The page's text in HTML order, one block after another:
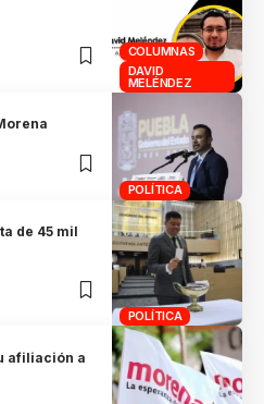
COLUMNAS
DAVID
MELÉNDEZ
POLÍTICA
POLÍTICA
de 45 mil
afiliación a